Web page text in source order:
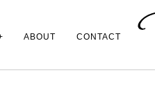
ABOUT CONTACT